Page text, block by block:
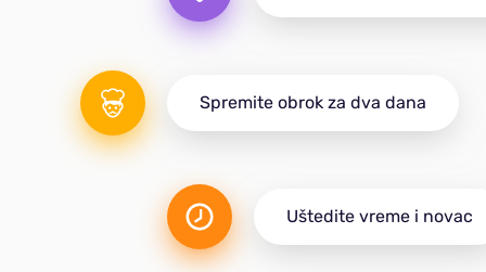
Spremite obrok za dva dana
Uštedite vreme i novac